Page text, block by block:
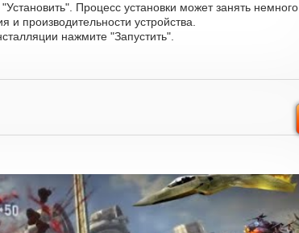
Процесс установки может занять немного
производительности устройства.
нажмите "Запустить".